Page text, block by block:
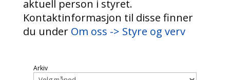
aktuell person i styret.
Kontaktinformasjon til disse finner
du under Om oss -> Styre og verv
Arkiv